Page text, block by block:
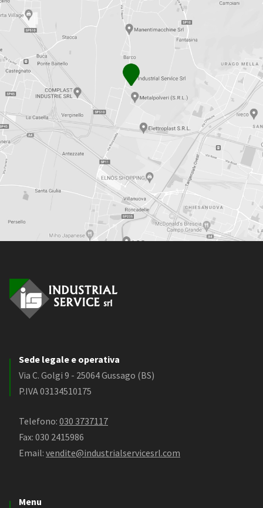
Sede legale e operativa
Via C. Golgi 9 - 25064 Gussago (BS)
P.IVA 03134510175
Telefono: 030 3737117
Fax: 030 2415986
Email: vendite@industrialservicesrl.com
Menu